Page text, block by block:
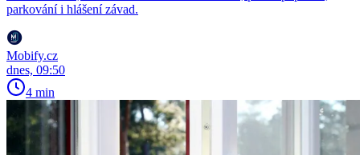
parkování i hlášení závad.
Mobify.cz
dnes, 09:50
4 min